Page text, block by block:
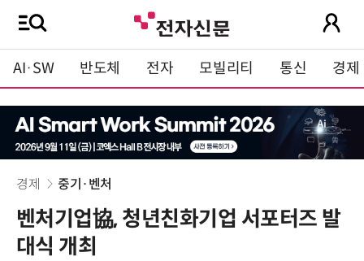
AI·SW 반도체 전자 모빌리티 통신 경제
경제 중기·벤처
벤처기업協, 청년친화기업 서포터즈 발
대식 개최